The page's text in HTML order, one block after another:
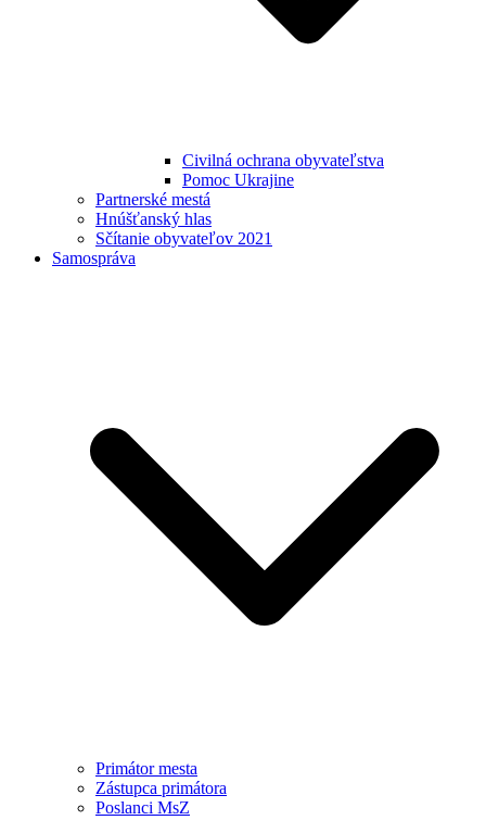
Civilná ochrana obyvateľstva
Pomoc Ukrajine
Partnerské mestá
Hnúšťanský hlas
Sčítanie obyvateľov 2021
Samospráva
Primátor mesta
Zástupca primátora
Poslanci MsZ